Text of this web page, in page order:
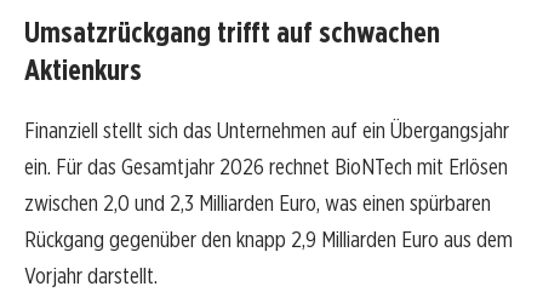
Umsatzrückgang trifft auf schwachen
Aktienkurs
Finanziell stellt sich das Unternehmen auf ein Übergangsjahr
ein. Für das Gesamtjahr 2026 rechnet BioNTech mit Erlösen
zwischen 2,0 und 2,3 Milliarden Euro, was einen spürbaren
Rückgang gegenüber den knapp 2,9 Milliarden Euro aus dem
Vorjahr darstellt.